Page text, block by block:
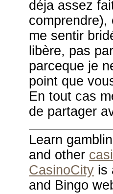
déja assez
comprendre),
me sentir
libère, pas
parceque je
point que
En tout cas
de partager
Learn
and other
CasinoCity is
and Bingo